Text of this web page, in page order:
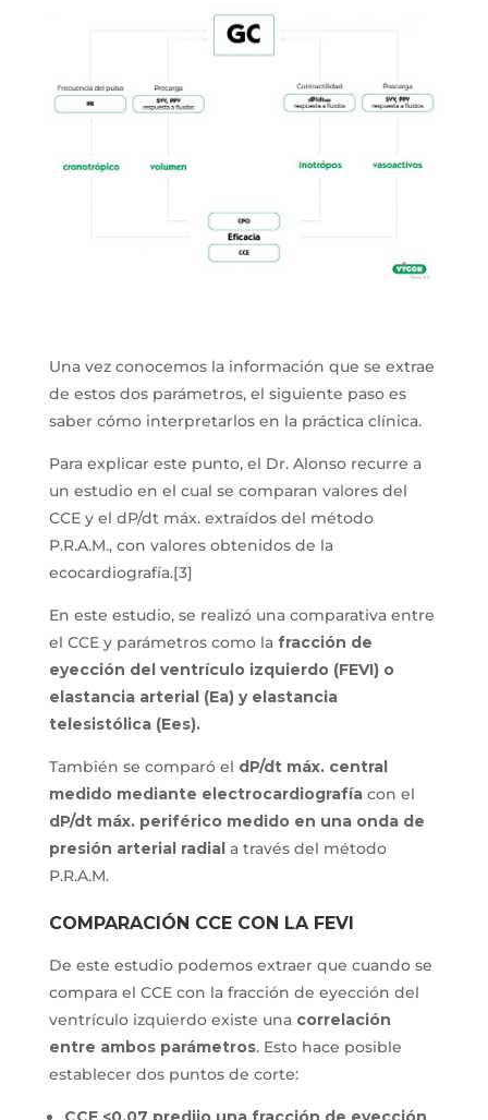
Una vez conocemos la información que se extrae
de estos dos parámetros, el siguiente paso es
saber cómo interpretarlos en la práctica clínica.
Para explicar este punto, el Dr. Alonso recurre a
un estudio en el cual se comparan valores del
CCE y el dP/dt máx. extraídos del método
P.R.A.M., con valores obtenidos de la
ecocardiografía.[3]
En este estudio, se realizó una comparativa entre
el CCE y parámetros como la fracción de
eyección del ventrículo izquierdo (FEVI) o
elastancia arterial (Ea) y elastancia
telesistólica (Ees).
También se comparó el dP/dt máx. central
medido mediante electrocardiografíacon el
dP/dt máx. periférico medido en una onda de
presión arterial radiala través del método
P.R.A.M.
COMPARACIÓN CCE CON LA FEVI
De este estudio podemos extraer que cuando se
compara el CCE con la fracción de eyección del
ventrículo izquierdo existe una correlación
entre ambos parámetros. Esto hace posible
establecer dos puntos de corte: